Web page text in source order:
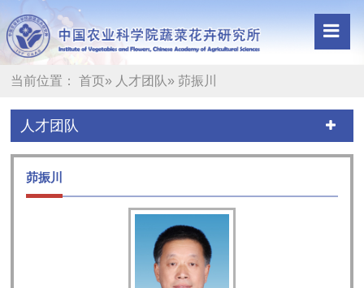
当前位置： 首页» 人才团队 » 茆振川
人才团队
茆振川